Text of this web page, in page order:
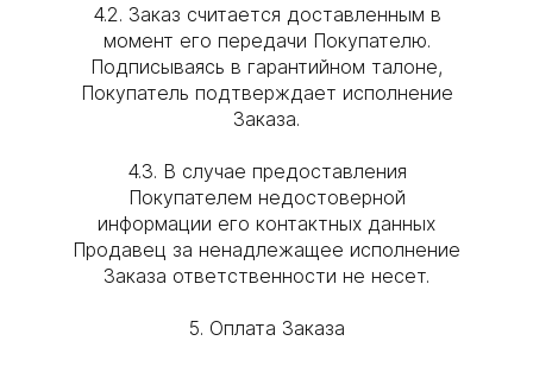
4.2. Заказ считается доставленным в
момент его передачи Покупателю.
Подписываясь в гарантийном талоне,
Покупатель подтверждает исполнение
Заказа.
4.3. В случае предоставления
Покупателем недостоверной
информации его контактных данных
Продавец за ненадлежащее исполнение
Заказа ответственности не несет.
5. Оплата Заказа